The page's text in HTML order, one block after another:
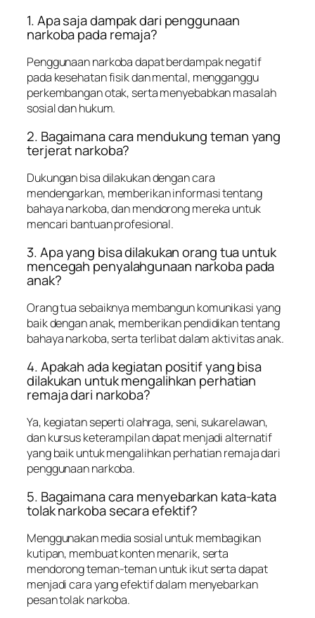
1. Apa saja dampak dari penggunaan
narkoba pada remaja?
Penggunaan narkoba dapat berdampak negatif
pada kesehatan fisik dan mental, mengganggu
perkembangan otak, serta menyebabkan masalah
sosial dan hukum.
2. Bagaimana cara mendukung teman yang
terjerat narkoba?
Dukungan bisa dilakukan dengan cara
mendengarkan, memberikan informasi tentang
bahaya narkoba, dan mendorong mereka untuk
mencari bantuan profesional.
3. Apa yang bisa dilakukan orang tua untuk
mencegah penyalahgunaan narkoba pada
anak?
Orang tua sebaiknya membangun komunikasi yang
baik dengan anak, memberikan pendidikan tentang
bahaya narkoba, serta terlibat dalam aktivitas anak.
4. Apakah ada kegiatan positif yang bisa
dilakukan untuk mengalihkan perhatian
remaja dari narkoba?
Ya, kegiatan seperti olahraga, seni, sukarelawan,
dan kursus keterampilan dapat menjadi alternatif
yang baik untuk mengalihkan perhatian remaja dari
penggunaan narkoba.
5. Bagaimana cara menyebarkan kata-kata
tolak narkoba secara efektif?
Menggunakan media sosial untuk membagikan
kutipan, membuat konten menarik, serta
mendorong teman-teman untuk ikut serta dapat
menjadi cara yang efektif dalam menyebarkan
pesan tolak narkoba.